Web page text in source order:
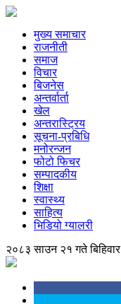
मुख्य समाचार
राजनीती
समाज
विचार
बिजनेस
अन्तर्वार्ता
खेल
अन्तरास्ट्रिय
सूचना-प्रबिधि
मनोरन्जन
फोटो फिचर
सम्पादकीय
शिक्षा
स्वास्थ्य
साहित्य
भिडियो ग्यालरी
२०८३ साउन २१ गते बिहिवार